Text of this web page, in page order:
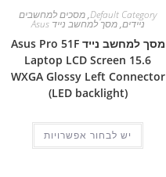
Default Category
,מסכים למחשבים
ניידים,מסך למחשב נייד Asus
מסך למחשב נייד Asus Pro 51F
Laptop LCD Screen 15.6
WXGA Glossy Left Connector
(LED backlight)
יש לבחור אפשרויות